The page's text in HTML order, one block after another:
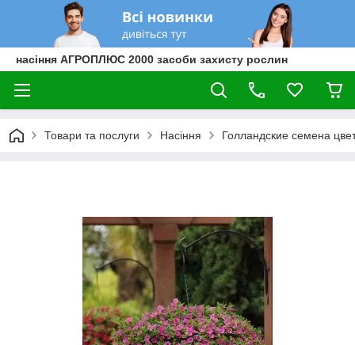
насіння АГРОПЛЮС 2000 засоби захисту рослин
Товари та послуги Насіння Голландские семена